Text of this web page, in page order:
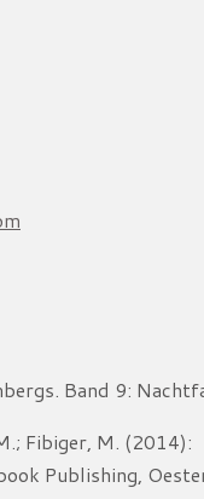
Band 9:
Fibiger, M. (2014):
Publishing,